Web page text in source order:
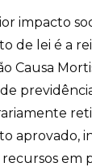
impacto
de lei é a
Causa
aprovado,
em